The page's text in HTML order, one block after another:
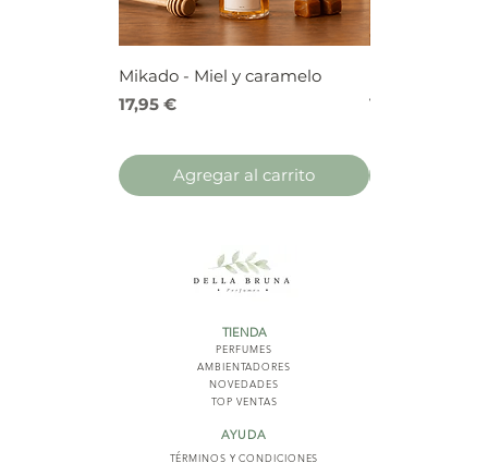
Mikado - Miel y caramelo
Precio
17,95 €
Agregar al carrito
Precio
17,95 €
TIENDA
PERFUMES
AMBIENTADORES
NOVEDADES
TOP VENTAS
AYUDA
TÉRMINOS Y CONDICIONES